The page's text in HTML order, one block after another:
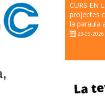
CURS EN
projectes
la paraula
23-09-